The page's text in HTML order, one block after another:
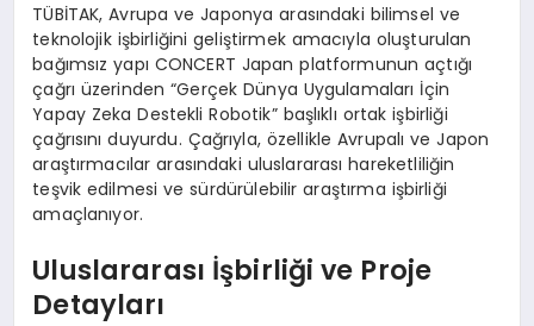
TÜBİTAK, Avrupa ve Japonya arasındaki bilimsel ve
teknolojik işbirliğini geliştirmek amacıyla oluşturulan
bağımsız yapı CONCERT Japan platformunun açtığı
çağrı üzerinden “Gerçek Dünya Uygulamaları İçin
Yapay Zeka Destekli Robotik” başlıklı ortak işbirliği
çağrısını duyurdu. Çağrıyla, özellikle Avrupalı ve Japon
araştırmacılar arasındaki uluslararası hareketliliğin
teşvik edilmesi ve sürdürülebilir araştırma işbirliği
amaçlanıyor.
Uluslararası İşbirliği ve Proje
Detayları